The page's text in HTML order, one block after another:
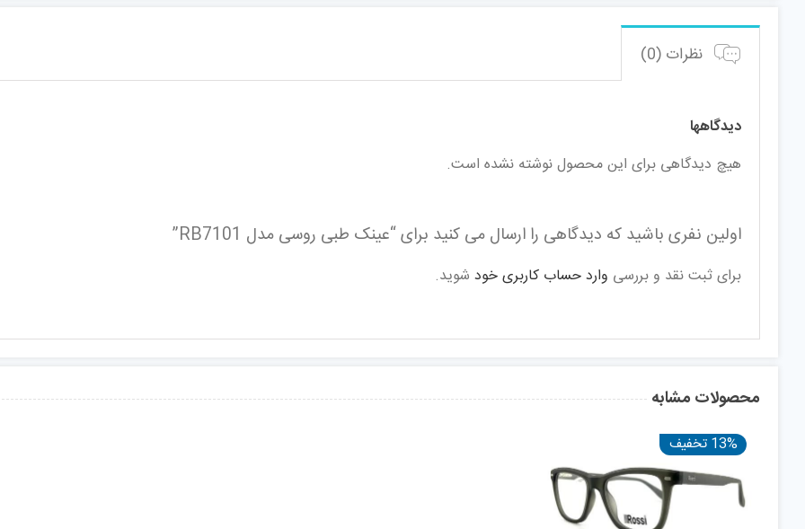
نظرات (0)
دیدگاهها
هیچ دیدگاهی برای این محصول نوشته نشده است.
اولین نفری باشید که دیدگاهی را ارسال می کنید برای “عینک طبی روسی مدل RB7101”
برای ثبت نقد و بررسی وارد حساب کاربری خود شوید.
محصولات مشابه
13% تخفیف